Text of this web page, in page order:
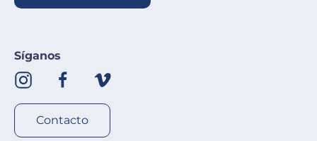
Síganos
Contacto